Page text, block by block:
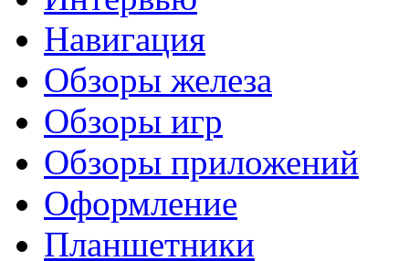
Навигация
Обзоры железа
Обзоры игр
Обзоры приложений
Оформление
Планшетники